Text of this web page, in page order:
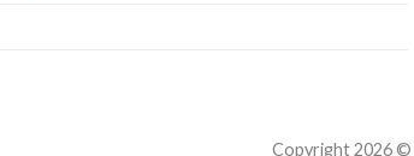
Copyright 2026 ©